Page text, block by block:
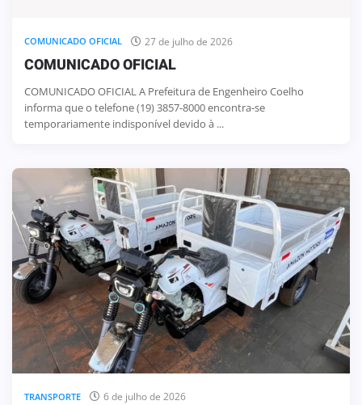
COMUNICADO OFICIAL 27 de julho de 2026
COMUNICADO OFICIAL
COMUNICADO OFICIAL A Prefeitura de Engenheiro Coelho
informa que o telefone (19) 3857-8000 encontra-se
temporariamente indisponível devido à ...
TRANSPORTE 6 de julho de 2026